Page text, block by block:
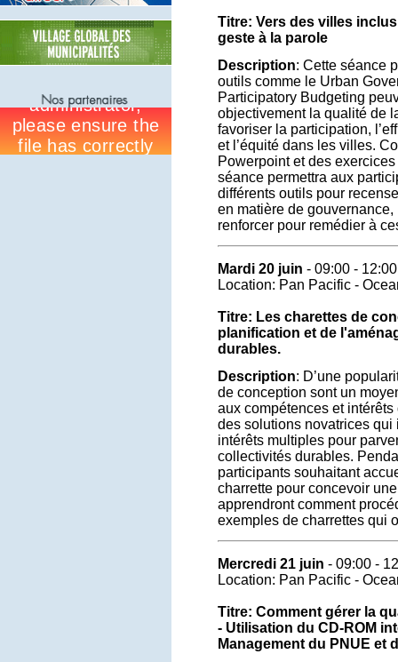
Titre: Vers des villes
geste à la parole
Description: Cette séance
outils comme le Urban
Participatory Budgeting
objectivement la qualité de
favoriser la participation,
et l’équité dans les villes.
Powerpoint et des
séance permettra aux
différents outils pour
en matière de
renforcer pour remédier à
Mardi 20 juin - 09:00 - 12:00
Location: Pan Pacific -
Titre: Les charettes de
planification et de
durables.
Description: D’une
de conception sont un
aux compétences et
des solutions novatrices
intérêts multiples pour
collectivités durables.
participants souhaitant
charrette pour concevoir
apprendront comment
exemples de charrettes qui
Mercredi 21 juin - 09:00 -
Location: Pan Pacific -
Titre: Comment gérer la
- Utilisation du CD-ROM
Management du PNUE et